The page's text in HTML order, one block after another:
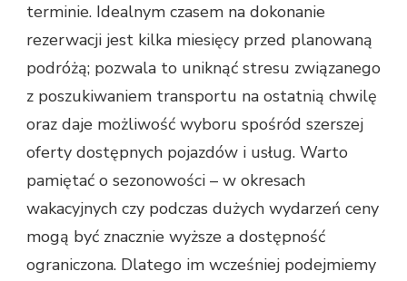
terminie. Idealnym czasem na dokonanie
rezerwacji jest kilka miesięcy przed planowaną
podróżą; pozwala to uniknąć stresu związanego
z poszukiwaniem transportu na ostatnią chwilę
oraz daje możliwość wyboru spośród szerszej
oferty dostępnych pojazdów i usług. Warto
pamiętać o sezonowości – w okresach
wakacyjnych czy podczas dużych wydarzeń ceny
mogą być znacznie wyższe a dostępność
ograniczona. Dlatego im wcześniej podejmiemy